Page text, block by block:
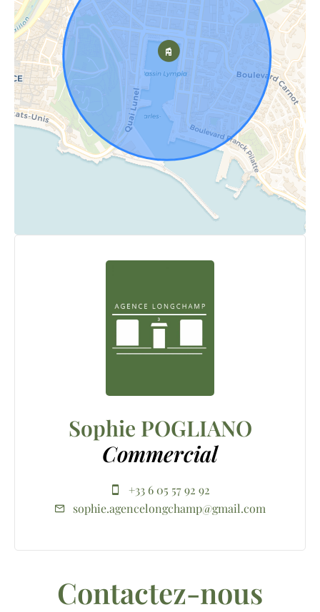
Sophie POGLIANO
Commercial
+33 6 05 57 92 92
sophie.agencelongchamp@gmail.com
Contactez-nous